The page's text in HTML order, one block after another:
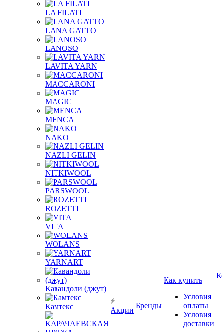
LA FILATI
LANA GATTO
LANOSO
LAVITA YARN
MACCARONI
MAGIC
MENCA
NAKO
NAZLI GELIN
NITKIWOOL
PARSWOOL
ROZETTI
VITA
WOLANS
YARNART
Кавандоли (джут)
Камтекс Акции
Бренды
Как купить
Условия
оплаты
Условия
доставки